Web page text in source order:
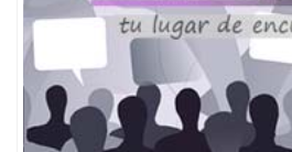
款； 7、快递给客户（国内顺丰
真实网上可查的证明材料 1、教
留服真实存档可查，存档。 2、
（使馆认证），使馆网站真实存
真实可查认证办理，存档可查，
流程农业科学院、艺术与建筑学
院、地球及物质科学院、教育学